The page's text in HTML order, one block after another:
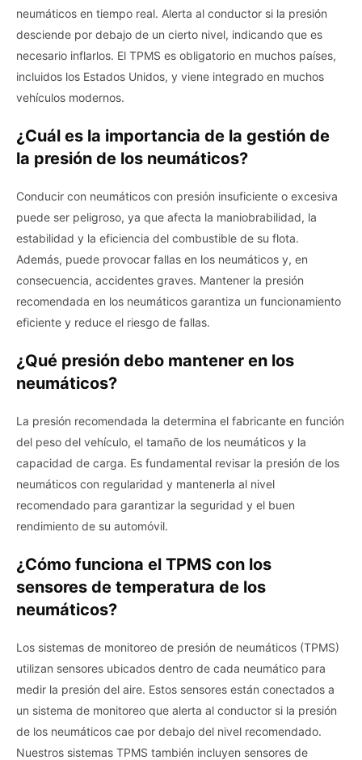
neumáticos en tiempo real. Alerta al conductor si la presión
desciende por debajo de un cierto nivel, indicando que es
necesario inflarlos. El TPMS es obligatorio en muchos países,
incluidos los Estados Unidos, y viene integrado en muchos
vehículos modernos.
¿Cuál es la importancia de la gestión de
la presión de los neumáticos?
Conducir con neumáticos con presión insuficiente o excesiva
puede ser peligroso, ya que afecta la maniobrabilidad, la
estabilidad y la eficiencia del combustible de su flota.
Además, puede provocar fallas en los neumáticos y, en
consecuencia, accidentes graves. Mantener la presión
recomendada en los neumáticos garantiza un funcionamiento
eficiente y reduce el riesgo de fallas.
¿Qué presión debo mantener en los
neumáticos?
La presión recomendada la determina el fabricante en función
del peso del vehículo, el tamaño de los neumáticos y la
capacidad de carga. Es fundamental revisar la presión de los
neumáticos con regularidad y mantenerla al nivel
recomendado para garantizar la seguridad y el buen
rendimiento de su automóvil.
¿Cómo funciona el TPMS con los
sensores de temperatura de los
neumáticos?
Los sistemas de monitoreo de presión de neumáticos (TPMS)
utilizan sensores ubicados dentro de cada neumático para
medir la presión del aire. Estos sensores están conectados a
un sistema de monitoreo que alerta al conductor si la presión
de los neumáticos cae por debajo del nivel recomendado.
Nuestros sistemas TPMS también incluyen sensores de